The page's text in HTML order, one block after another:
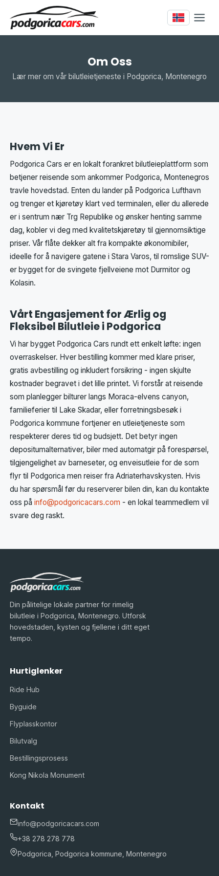
Om Oss
Lær mer om vår bilutleietjeneste i Podgorica, Montenegro
Hvem Vi Er
Podgorica Cars er en lokalt forankret bilutleieplattform som
betjener reisende som ankommer Podgorica, Montenegros
travle hovedstad. Enten du lander på Podgorica Lufthavn
og trenger et kjøretøy klart ved terminalen, eller du allerede
er i sentrum nær Trg Republike og ønsker henting samme
dag, kobler vi deg med kvalitetskjøretøy til gjennomsiktige
priser. Vår flåte dekker alt fra kompakte økonomibiler,
ideelle for å navigere gatene i Stara Varos, til romslige SUV-
er bygget for de svingete fjellveiene mot Durmitor og
Kolasin.
Vårt Engasjement for Ærlig og
Fleksibel Bilutleie i Podgorica
Vi har bygget Podgorica Cars rundt ett enkelt løfte: ingen
overraskelser. Hver bestilling kommer med klare priser,
gratis avbestilling og inkludert forsikring - ingen skjulte
kostnader begravet i det lille printet. Vi forstår at reisende
som planlegger bilturer langs Moraca-elvens canyon,
familieferier til Lake Skadar, eller forretningsbesøk i
Podgorica kommune fortjener en utleietjeneste som
respekterer deres tid og budsjett. Det betyr ingen
depositumalternativer, biler med automatgir på forespørsel,
tilgjengelighet av barneseter, og enveisutleie for de som
flyr til Podgorica men reiser fra Adriaterhavskysten. Hvis
du har spørsmål før du reserverer bilen din, kan du kontakte
oss på info@podgoricacars.com - en lokal teammedlem vil
svare deg raskt.
Din pålitelige lokale partner for rimelig
bilutleie i Podgorica, Montenegro. Utforsk
hovedstaden, kysten og fjellene i ditt eget
tempo.
Hurtiglenker
Ride Hub
Byguide
Flyplasskontor
Bilutvalg
Bestillingsprosess
Kong Nikola Monument
Kontakt
info@podgoricacars.com
+38 278 278 778
Podgorica, Podgorica kommune, Montenegro